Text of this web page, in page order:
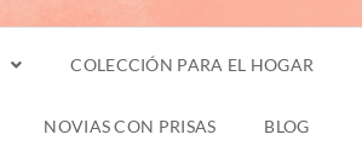
COLECCIÓN PARA EL HOGAR
NOVIAS CON PRISAS BLOG